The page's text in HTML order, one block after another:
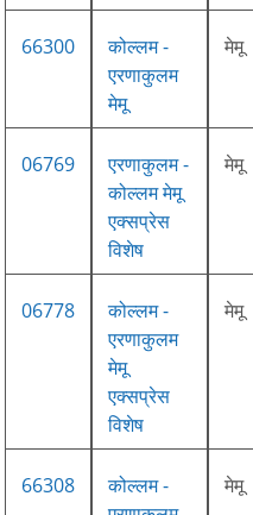
66300
कोल्लम -
एरणाकुलम
मेमू
मेमू
06769
एरणाकुलम -
कोल्लम मेमू
एक्सप्रेस
विशेष
मेमू
06778
कोल्लम -
एरणाकुलम
मेमू
एक्सप्रेस
विशेष
मेमू
66308
कोल्लम -
मेमू